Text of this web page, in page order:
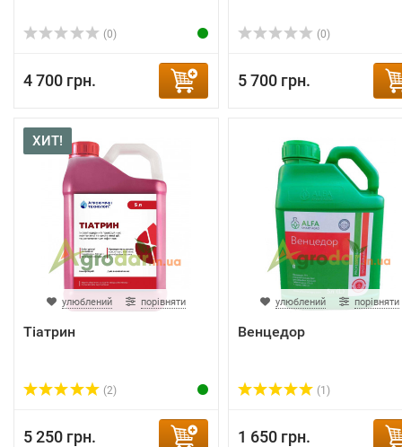
(0)
4 700 грн.
(0)
5 700 грн.
ХИТ!
улюблений порівняти
Тіатрин
(2)
5 250 грн.
улюблений порівняти
Венцедор
(1)
1 650 грн.